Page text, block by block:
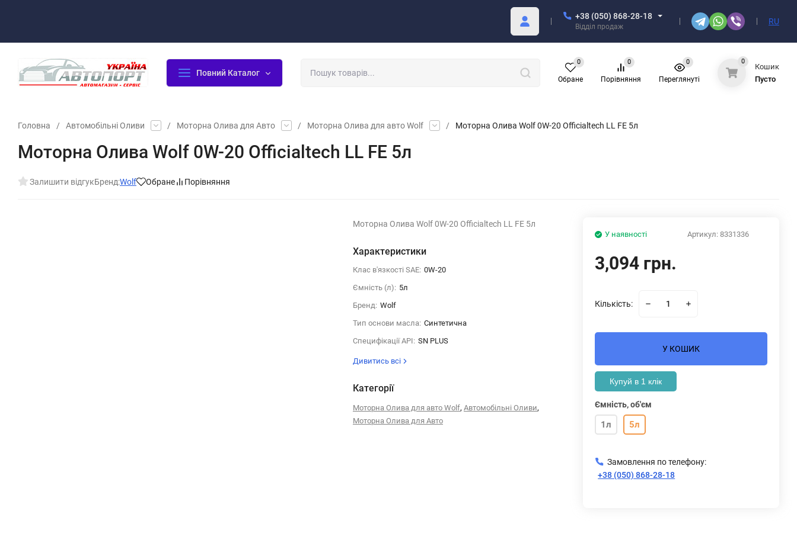
+38 (050) 868-28-18
Відділ продаж
RU
Повний Каталог
Обране
0
Порівняння
0
Переглянуті
0 0
Кошик
Пусто
Головна / Автомобільні Оливи / Моторна Олива для Авто / Моторна Олива для авто Wolf / Моторна Олива Wolf 0W-20 Officialtech LL FE 5л
Моторна Олива Wolf 0W-20 Officialtech LL FE 5л
Залишити відгукБренд:Wolf Обране Порівняння
Моторна Олива Wolf 0W-20 Officialtech LL FE 5л
Характеристики
Клас в'язкості SAE: 0W-20
Ємність (л): 5л
Бренд: Wolf
Тип основи масла: Синтетична
Специфікації API: SN PLUS
Дивитись всі
Категорії
Моторна Олива для авто Wolf, Автомобільні Оливи,
Моторна Олива для Авто
Артикул: 8331336
У наявності
3,094 грн.
Кількість:
У КОШИК
Купуй в 1 клік
Ємність, об'єм
1л 5л
Замовлення по телефону:
+38 (050) 868-28-18